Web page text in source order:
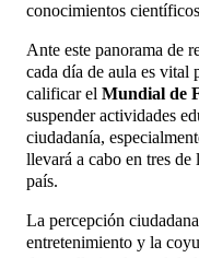
conocimientos
Ante este panorama de
cada día de aula es vital
calificar el Mundial de
suspender actividades
ciudadanía,
llevará a cabo en tres
país.
La percepción
entretenimiento y la